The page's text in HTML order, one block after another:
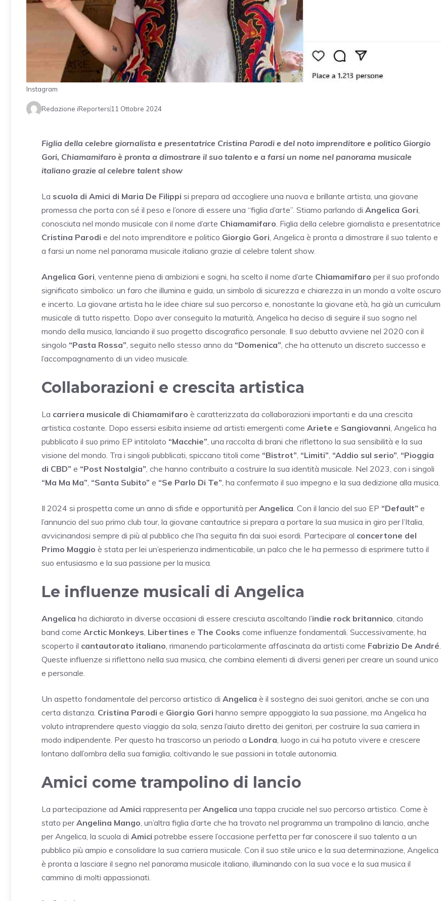
Instagram
Redazione iReporters 11 Ottobre 2024
Figlia della celebre giornalista e presentatrice Cristina Parodi e del noto imprenditore e politico Giorgio
Gori, Chiamamifaro è pronta a dimostrare il suo talento e a farsi un nome nel panorama musicale
italiano grazie al celebre talent show
La scuola di Amici di Maria De Filippi si prepara ad accogliere una nuova e brillante artista, una giovane
promessa che porta con sé il peso e l’onore di essere una “figlia d’arte”. Stiamo parlando di Angelica Gori,
conosciuta nel mondo musicale con il nome d’arte Chiamamifaro. Figlia della celebre giornalista e presentatrice
Cristina Parodi e del noto imprenditore e politico Giorgio Gori, Angelica è pronta a dimostrare il suo talento e
a farsi un nome nel panorama musicale italiano grazie al celebre talent show.
Angelica Gori, ventenne piena di ambizioni e sogni, ha scelto il nome d’arte Chiamamifaro per il suo profondo
significato simbolico: un faro che illumina e guida, un simbolo di sicurezza e chiarezza in un mondo a volte oscuro
e incerto. La giovane artista ha le idee chiare sul suo percorso e, nonostante la giovane età, ha già un curriculum
musicale di tutto rispetto. Dopo aver conseguito la maturità, Angelica ha deciso di seguire il suo sogno nel
mondo della musica, lanciando il suo progetto discografico personale. Il suo debutto avviene nel 2020 con il
singolo “Pasta Rossa”, seguito nello stesso anno da “Domenica”, che ha ottenuto un discreto successo e
l’accompagnamento di un video musicale.
Collaborazioni e crescita artistica
La carriera musicale di Chiamamifaro è caratterizzata da collaborazioni importanti e da una crescita
artistica costante. Dopo essersi esibita insieme ad artisti emergenti come Ariete e Sangiovanni, Angelica ha
pubblicato il suo primo EP intitolato “Macchie”, una raccolta di brani che riflettono la sua sensibilità e la sua
visione del mondo. Tra i singoli pubblicati, spiccano titoli come “Bistrot”, “Limiti”, “Addio sul serio”, “Pioggia
di CBD” e “Post Nostalgia”, che hanno contribuito a costruire la sua identità musicale. Nel 2023, con i singoli
“Ma Ma Ma”, “Santa Subito” e “Se Parlo Di Te”, ha confermato il suo impegno e la sua dedizione alla musica.
Il 2024 si prospetta come un anno di sfide e opportunità perAngelica. Con il lancio del suo EP “Default” e
l’annuncio del suo primo club tour, la giovane cantautrice si prepara a portare la sua musica in giro per l’Italia,
avvicinandosi sempre di più al pubblico che l’ha seguita fin dai suoi esordi. Partecipare al concertone del
Primo Maggio è stata per lei un’esperienza indimenticabile, un palco che le ha permesso di esprimere tutto il
suo entusiasmo e la sua passione per la musica.
Le influenze musicali di Angelica
Angelica ha dichiarato in diverse occasioni di essere cresciuta ascoltando l’indie rock britannico, citando
band come Arctic Monkeys, Libertines e The Cooks come influenze fondamentali. Successivamente, ha
scoperto il cantautorato italiano, rimanendo particolarmente affascinata da artisti come Fabrizio De André.
Queste influenze si riflettono nella sua musica, che combina elementi di diversi generi per creare un sound unico
e personale.
Un aspetto fondamentale del percorso artistico di Angelica è il sostegno dei suoi genitori, anche se con una
certa distanza. Cristina Parodi e Giorgio Gori hanno sempre appoggiato la sua passione, ma Angelica ha
voluto intraprendere questo viaggio da sola, senza l’aiuto diretto dei genitori, per costruire la sua carriera in
modo indipendente. Per questo ha trascorso un periodo a Londra, luogo in cui ha potuto vivere e crescere
lontano dall’ombra della sua famiglia, coltivando le sue passioni in totale autonomia.
Amici come trampolino di lancio
La partecipazione ad Amici rappresenta perAngelica una tappa cruciale nel suo percorso artistico. Come è
stato perAngelina Mango, un’altra figlia d’arte che ha trovato nel programma un trampolino di lancio, anche
per Angelica, la scuola di Amici potrebbe essere l’occasione perfetta per far conoscere il suo talento a un
pubblico più ampio e consolidare la sua carriera musicale. Con il suo stile unico e la sua determinazione, Angelica
è pronta a lasciare il segno nel panorama musicale italiano, illuminando con la sua voce e la sua musica il
cammino di molti appassionati.